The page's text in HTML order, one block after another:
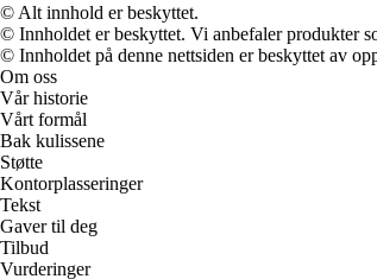
© Alt innhold er beskyttet.
© Innholdet er beskyttet. Vi anbefaler produkter
© Innholdet på denne nettsiden er beskyttet av
Om oss
Vår historie
Vårt formål
Bak kulissene
Støtte
Kontorplasseringer
Tekst
Gaver til deg
Tilbud
Vurderinger